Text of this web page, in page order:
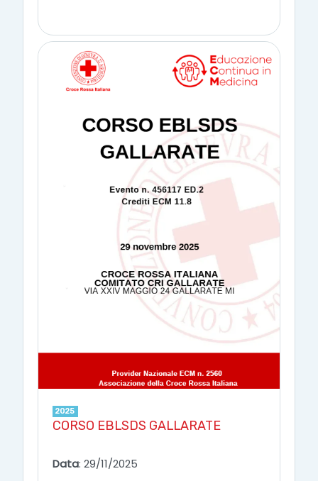
2025
CORSO EBLSDS GALLARATE
Data: 29/11/2025